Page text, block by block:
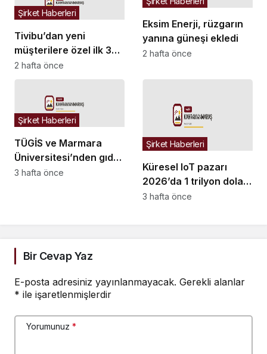
Tivibu’dan yeni
müşterilere özel ilk 3
ay ücretsiz eğlence
paketi
Şirket Haberleri
2 hafta önce
Eksim Enerji, rüzgarın
yanına güneşi ekledi
2 hafta önce
TÜGİS ve Marmara
Üniversitesi’nden gıda
sanayisinde Ar-Ge iş
Şirket Haberleri
3 hafta önce
Küresel IoT pazarı
2026’da 1 trilyon doları
aştı… Kürşad Altan:
Şirket Haberleri
3 hafta önce
Bir Cevap Yaz
E-posta adresiniz yayınlanmayacak. Gerekli alanlar
* ile işaretlenmişlerdir
Yorumunuz *